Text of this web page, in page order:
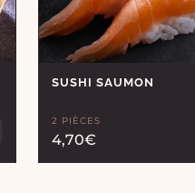
SUSHI SAUMON
2 PIÈCES
4,70€